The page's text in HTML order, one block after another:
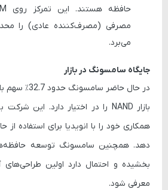
مصرفی (مصرف‌کننده عادی) را
می‌برد.
جایگاه سامسونگ در بازار
در حال حاضر سامسونگ حدود 32.7٪ سهم بازار DRAM
بازار NAND
را در اختیار دارد. این
دهد. همچنین سامسونگ توسعه
معرفی شود.